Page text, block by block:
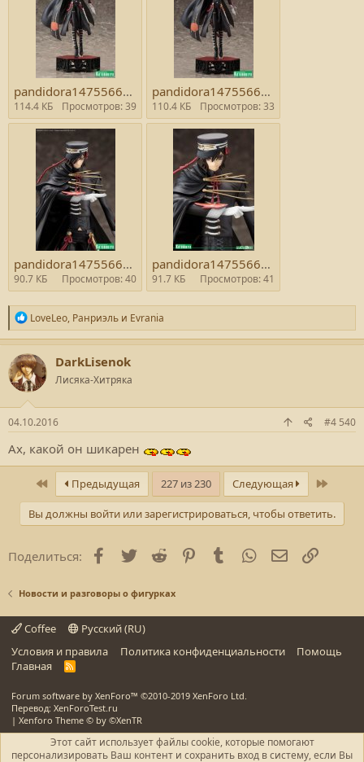
pandidora1475566023.jpeg
114.4 КБ Просмотров: 39
pandidora1475566050.jpeg
110.4 КБ Просмотров: 33
pandidora1475566054.jpeg
90.7 КБ Просмотров: 40
pandidora1475566447.jpeg
91.7 КБ Просмотров: 41
Р
е
а
к
ц
и
и
:
LoveLeo, Ранриэль и Evrania
DarkLisenok
Лисяка-Хитряка
04.10.2016 #4 540
Ах, какой он шикарен
ПервыйПредыдущая 227 из 230 Следующая
Вы должны войти или зарегистрироваться, чтобы ответить.
Поделиться: Facebook
TwitterReddit PinterestTumblr WhatsApp
E-mailСсылка
Новости и разговоры о фигурках
Coffee
Русский (RU)
Условия и правила
Политика конфиденциальности
Помощь
Главная
R
Forum software by XenForo™ ©2010-2019 XenForo Ltd.
Перевод: XenForoTest.ru
| Xenforo Theme © by ©XenTR
Этот сайт использует файлы cookie, которые помогают
персонализировать Ваш контент и сохранить вход в систему, если Вы